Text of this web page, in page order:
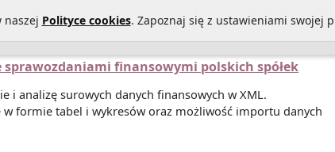
Statystyki sprawozdań O Nas Kontakt Polityka
finansowymi polskich spółek
i analizę surowych danych finansowych w XML.
formie tabel i wykresów oraz możliwość importu danych
naszej Polityce cookies. Zapoznaj się z ustawieniami swojej